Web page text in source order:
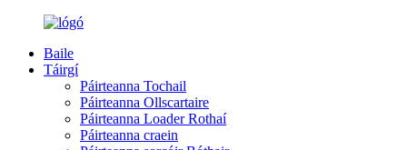
Baile
Táirgí
Páirteanna Tochail
Páirteanna Ollscartaire
Páirteanna Loader Rothaí
Páirteanna craein